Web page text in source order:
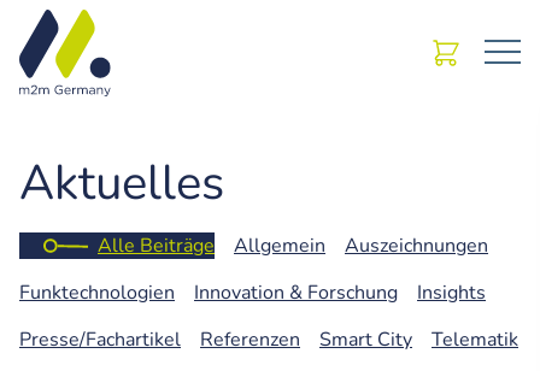
Aktuelles
Alle Beiträge Allgemein
Auszeichnungen
Funktechnologien
Innovation & Forschung
Insights
Presse/Fachartikel
Referenzen Smart City
Telematik